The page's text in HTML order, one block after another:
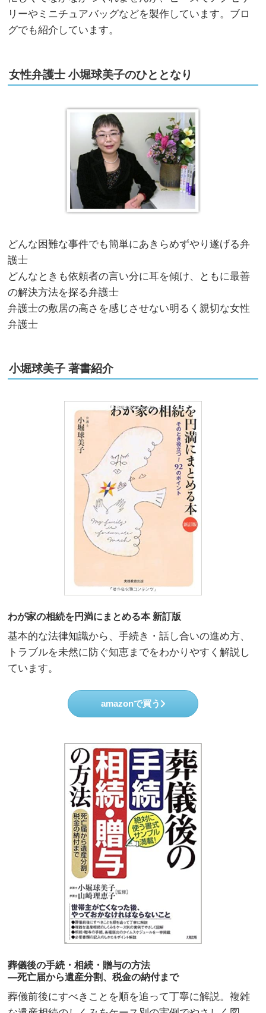
リーやミニチュアバッグなどを製作しています。ブロ
グでも紹介しています。
女性弁護士 小堀球美子のひととなり
どんな困難な事件でも簡単にあきらめずやり遂げる弁
護士
どんなときも依頼者の言い分に耳を傾け、ともに最善
の解決方法を探る弁護士
弁護士の敷居の高さを感じさせない明るく親切な女性
弁護士
小堀球美子 著書紹介
わが家の相続を円満にまとめる本 新訂版
基本的な法律知識から、手続き・話し合いの進め方、
トラブルを未然に防ぐ知恵までをわかりやすく解説し
ています。
amazonで買う
葬儀後の手続・相続・贈与の方法
―死亡届から遺産分割、税金の納付まで
葬儀前後にすべきことを順を追って丁寧に解説。複雑